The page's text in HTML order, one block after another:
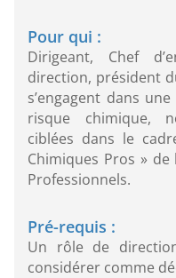
Pour qui :
Dirigeant, Chef
direction, président
s’engagent dans
risque chimique,
ciblées dans le
Chimiques Pros » de
Professionnels.
Pré-requis :
Un rôle de
considérer comme